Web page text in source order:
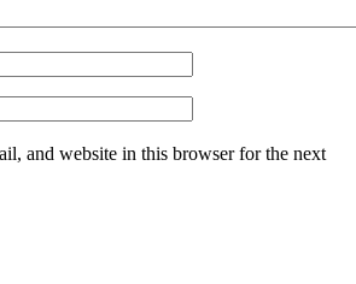
and website in this browser for the next